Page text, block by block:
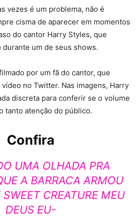
vezes é um problema, não é
cisma de aparecer em momentos
do cantor Harry Styles, que
durante um de seus shows.
por um fã do cantor, que
no Twitter. Nas imagens, Harry
discreta para conferir se o volume
tanto atenção do público.
Confira
UMA OLHADA PRA
A BARRACA ARMOU
CREATURE MEU
DEUS EU-